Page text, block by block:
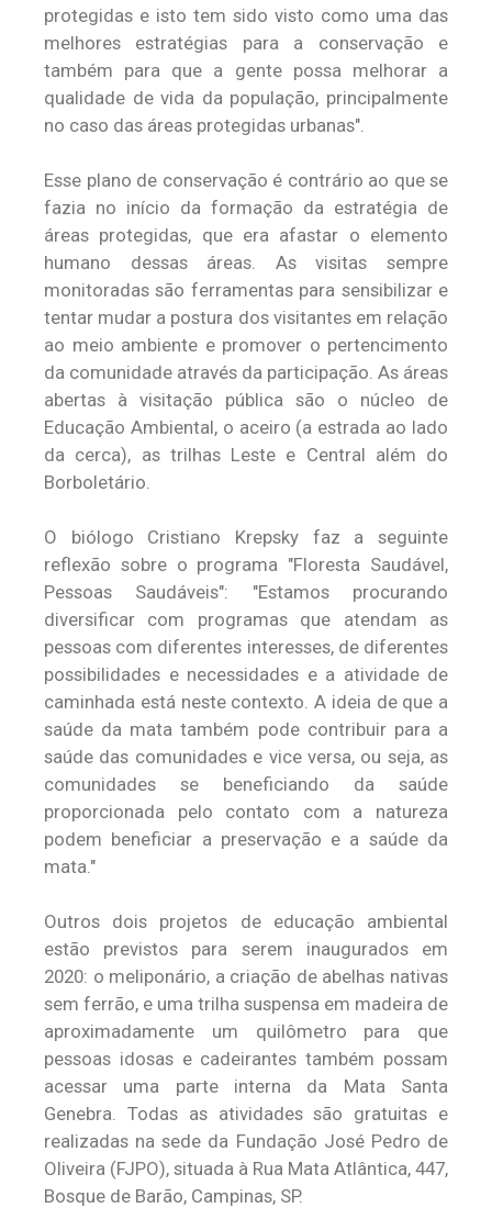
protegidas e isto tem sido visto como uma das
melhores estratégias para a conservação e
também para que a gente possa melhorar a
qualidade de vida da população, principalmente
no caso das áreas protegidas urbanas".
Esse plano de conservação é contrário ao que se
fazia no início da formação da estratégia de
áreas protegidas, que era afastar o elemento
humano dessas áreas. As visitas sempre
monitoradas são ferramentas para sensibilizar e
tentar mudar a postura dos visitantes em relação
ao meio ambiente e promover o pertencimento
da comunidade através da participação. As áreas
abertas à visitação pública são o núcleo de
Educação Ambiental, o aceiro (a estrada ao lado
da cerca), as trilhas Leste e Central além do
Borboletário.
O biólogo Cristiano Krepsky faz a seguinte
reflexão sobre o programa "Floresta Saudável,
Pessoas Saudáveis": "Estamos procurando
diversificar com programas que atendam as
pessoas com diferentes interesses, de diferentes
possibilidades e necessidades e a atividade de
caminhada está neste contexto. A ideia de que a
saúde da mata também pode contribuir para a
saúde das comunidades e vice versa, ou seja, as
comunidades se beneficiando da saúde
proporcionada pelo contato com a natureza
podem beneficiar a preservação e a saúde da
mata."
Outros dois projetos de educação ambiental
estão previstos para serem inaugurados em
2020: o meliponário, a criação de abelhas nativas
sem ferrão, e uma trilha suspensa em madeira de
aproximadamente um quilômetro para que
pessoas idosas e cadeirantes também possam
acessar uma parte interna da Mata Santa
Genebra. Todas as atividades são gratuitas e
realizadas na sede da Fundação José Pedro de
Oliveira (FJPO), situada à Rua Mata Atlântica, 447,
Bosque de Barão, Campinas, SP.